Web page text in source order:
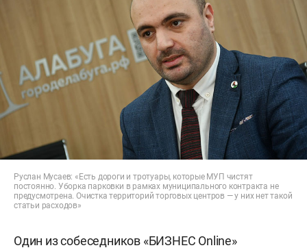
Руслан Мусаев: «Есть дороги и тротуары, которые МУП чистят
постоянно. Уборка парковки в рамках муниципального контракта не
предусмотрена. Очистка территорий торговых центров — у них нет такой
статьи расходов»
Один из собеседников «БИЗНЕС Online»